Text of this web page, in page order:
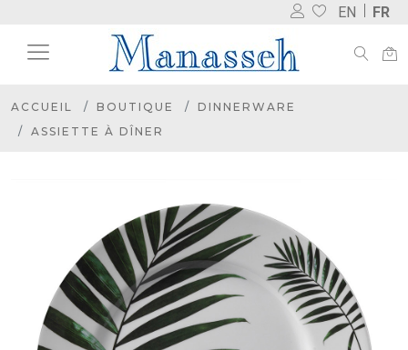
EN FR
ACCUEIL BOUTIQUE
DINNERWARE
ASSIETTE À DÎNER